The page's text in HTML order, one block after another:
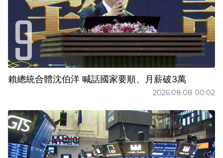
賴總統合體沈伯洋 喊話國家要順、月薪破3萬
2026.08.08 00:02